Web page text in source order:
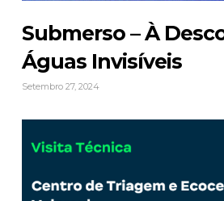
Submerso – À
Águas Invisíveis
Setembro 27, 2024